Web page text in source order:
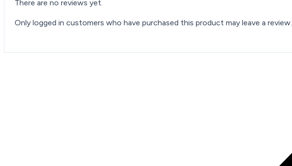
There are no reviews yet.
Only logged in customers who have purchased this product may leave a review.